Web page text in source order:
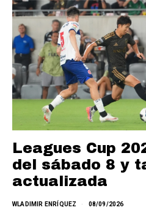
Leagues Cup
del sábado 8 y
actualizada
WLADIMIR ENRÍQUEZ 08/09/2026